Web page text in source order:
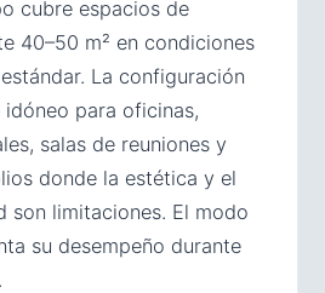
cubre espacios de
40–50 m² en condiciones
La configuración
para oficinas,
salas de reuniones y
donde la estética y el
son limitaciones. El modo
su desempeño durante